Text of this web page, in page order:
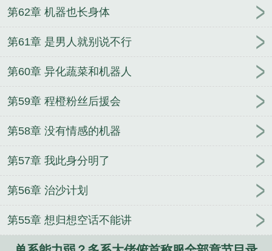
卖玩具 让你开杂货店，成万界供货商了？
天余烬
被拒，惊动全国
重生后她杀弟证道，扶弟魔她不当
枢 共梦凶案死者？假千金背靠全警局
开局边疆小
侣太清 万历小捕快
第62章 机器也长身体
第61章 是男人就别说不行
第60章 异化蔬菜和机器人
第59章 程橙粉丝后援会
第58章 没有情感的机器
第57章 我此身分明了
第56章 治沙计划
第55章 想归想空话不能讲